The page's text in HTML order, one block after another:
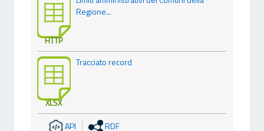
HTTP
Regione...
XLSX
Tracciato record
API RDF